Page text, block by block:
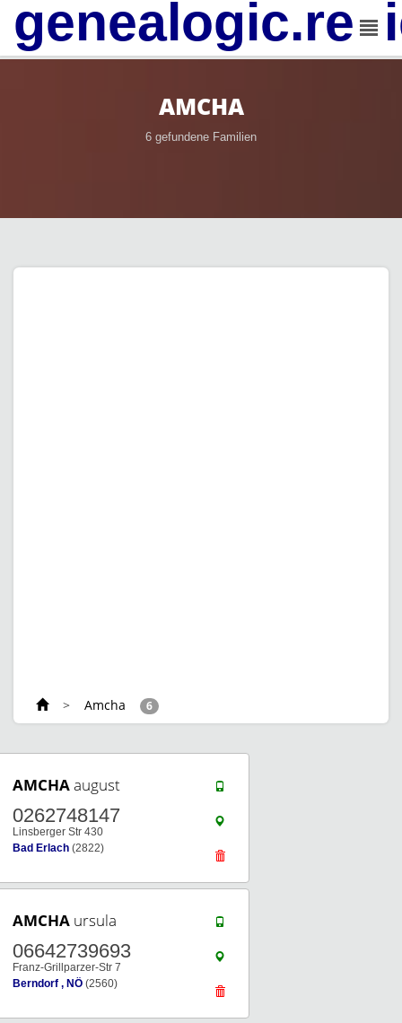
AMCHA
6 gefundene Familien
> Amcha 6
AMCHAaugust
0262748147
Linsberger Str 430
Bad Erlach (2822)
AMCHA ursula
06642739693
Franz-Grillparzer-Str 7
Berndorf , NÖ (2560)